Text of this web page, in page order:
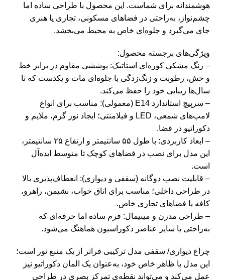
هوشمندانه برای شماست. این محصول با طراحی ساده اما
چشم‌نواز، به‌راحتی در فضاهای مسکونی، تجاری یا هنری
جای می‌گیرد و جلوه‌ای خاص به محیط می‌بخشد.
ویژگی‌های برجسته محصول:
– رنگ مشکی کوره‌ای استاتیک: پوششی مقاوم در برابر خط
و خش، رطوبت و زنگ‌زدگی با جلوه‌ای مات و یکدست که تا
سال‌ها زیبایی خود را حفظ می‌کند.
– سرپیچ استاندارد E14 (معمولی): مناسب برای انواع
لامپ‌های شمعی، LED و فیلامنتی؛ ایجاد نور گرم، ملایم و
دکوراتیو در فضا.
– ابعاد کاربردی: با طول ۵۵ سانتیمتر و ارتفاع ۲۵ سانتیمتر،
این مدل برای نصب در فضاهای کوچک تا متوسط ایده‌آل
است.
– قابلیت نصب دوگانه (سقفی و دیواری): انعطاف‌پذیری بالا
در طراحی داخلی؛ مناسب برای اتاق خواب، نشیمن، راهرو،
کافه یا فضاهای تجاری خاص.
– طراحی مدرن و مینیمال: فرم ساده اما حرفه‌ای که
به‌راحتی با سایر عناصر دکوراسیون هماهنگ می‌شود.
چراغ دیواری/ سقفی مدل ترکیبی فراتر از یک منبع نور است؛
این مدل با ظاهر خاص خود، به‌عنوان یک المان دکوراتیو نیز
عمل می‌کند و می‌تواند نقطه‌ی تمرکز بصری در طراحی